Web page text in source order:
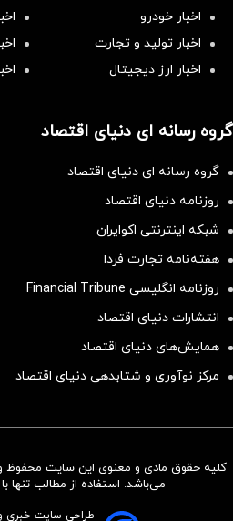
اخبار خودرو
اخبار تولید و تجارت
اخبار ارز دیجیتال
گروه رسانه ای دنیای اقتصاد
گروه رسانه ای دنیای اقتصاد
روزنامه دنیای اقتصاد
شبکه اینترنتی اکوایران
هفته‌نامه تجارت فردا
روزنامه انگلیسی Financial Tribune
انتشارات دنیای اقتصاد
همایش‌های دنیای اقتصاد
مرکز نوآوری و شتابدهی دنیای اقتصاد
کلیه حقوق مادی و معنوی این سایت محفوظ و
می‌باشد. استفاده از مطالب تنها
طراحی سایت خبری